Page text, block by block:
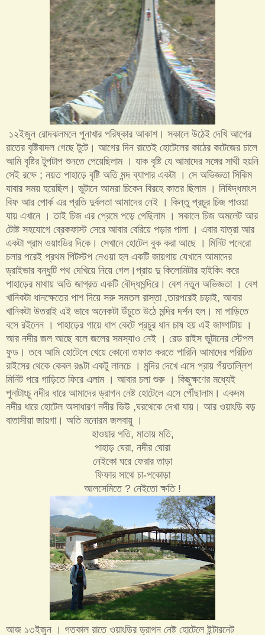
১২ইজুন রোদঝলমলে পুনাখার পরিষ্কার আকাশ। সকালে উঠেই দেখি আগের
রাতের বৃষ্টিবাদল গেছে টুটে। আগের দিন রাতেই হোটেলের কাঠের কটেজের চালে
আমি বৃষ্টির টুপটাপ শুনতে পেয়েছিলাম । যাক বৃষ্টি যে আমাদের সঙ্গের সাথী হয়নি
সেই রক্ষে ; নয়ত পাহাড়ে বৃষ্টি অতি মন্দ ব্যাপার একটা । সে অভিজ্ঞতা সিকিম
যাবার সময় হয়েছিল। ভুটানে আমরা চিকেন বিরহে কাতর ছিলাম । নিষিদ্ধমাংস
বিফ আর পোর্ক এর প্রতি দুর্বলতা আমাদের নেই । কিন্তু প্রচুর চিজ পাওয়া
যায় এখানে । তাই চিজ এর প্রেমে পড়ে গেছিলাম । সকালে চিজ অমলেট আর
টোষ্ট সহযোগে ব্রেকফাস্ট সেরে আবার বেরিয়ে পড়ার পালা । এবার যাত্রা আর
একটা গ্রাম ওয়াংডির দিকে। সেখানে হোটেল বুক করা আছে । মিনিট পনেরো
চলার পরেই প্রথম পিটস্টপ নেওয়া হল একটি জায়গায় যেখানে আমাদের
ড্রাইভার বন্ধুটি পথ দেখিয়ে নিয়ে গেল।প্রায় দু কিলোমিটার হাইকিং করে
পাহাড়ের মাথায় অতি জাগ্রত একটি বৌদ্ধমন্দিরে। বেশ নতুন অভিজ্ঞতা । বেশ
খানিকটা ধানক্ষেতের পাশ দিয়ে সরু সমতল রাস্তা ,তারপরেই চড়াই, আবার
খানিকটা উতরাই এই ভাবে অনেকটা উঁচুতে উঠে মন্দির দর্শন হল। মা গাড়িতে
বসে র‌ইলেন । পাহাড়ের গায়ে ধাপ কেটে প্রচুর ধান চাষ হয় এই জায্গাটায় ।
আর নদীর জল আছে বলে জলের সমস্যাও নেই । রেড রাইস ভুটানের স্টেপল
ফুড। তবে আমি হোটেলে খেয়ে কোনো তফাত করতে পারিনি আমাদের পরিচিত
রাইসের থেকে কেবল রঙটা একটু লালচে । মন্দির দেখে এসে প্রায় পঁয়তাল্লিশ
মিনিট পরে গাড়িতে ফিরে এলাম । আবার চলা শুরু । কিছুক্ষণের মধ্যেই
পুনাটাংচু নদীর ধারে আমাদের ড্রাগন নেষ্ট হোটেলে এসে পৌঁছালাম। একদম
নদীর ধারে হোটেল অসাধারণ নদীর ভিউ ,ঘরথেকে দেখা যায়। আর ওয়াংডি বড়
বাতাসীয়া জায়গা। অতি মনোরম জলবায়ু ।
হাওয়ার গতি, মাতায় মতি,
পাহাড় ঘেরা, নদীর ঘোরা
নেইকো ঘরে ফেরার তাড়া
ফিফার সাথে চা-পকোড়া
আলসেমিতে ? নেইতো ক্ষতি !
আজ ১৩ইজুন । গতকাল রাতে ওয়াংডির ড্রাগন নেষ্ট হোটেলে ইন্টারনেট